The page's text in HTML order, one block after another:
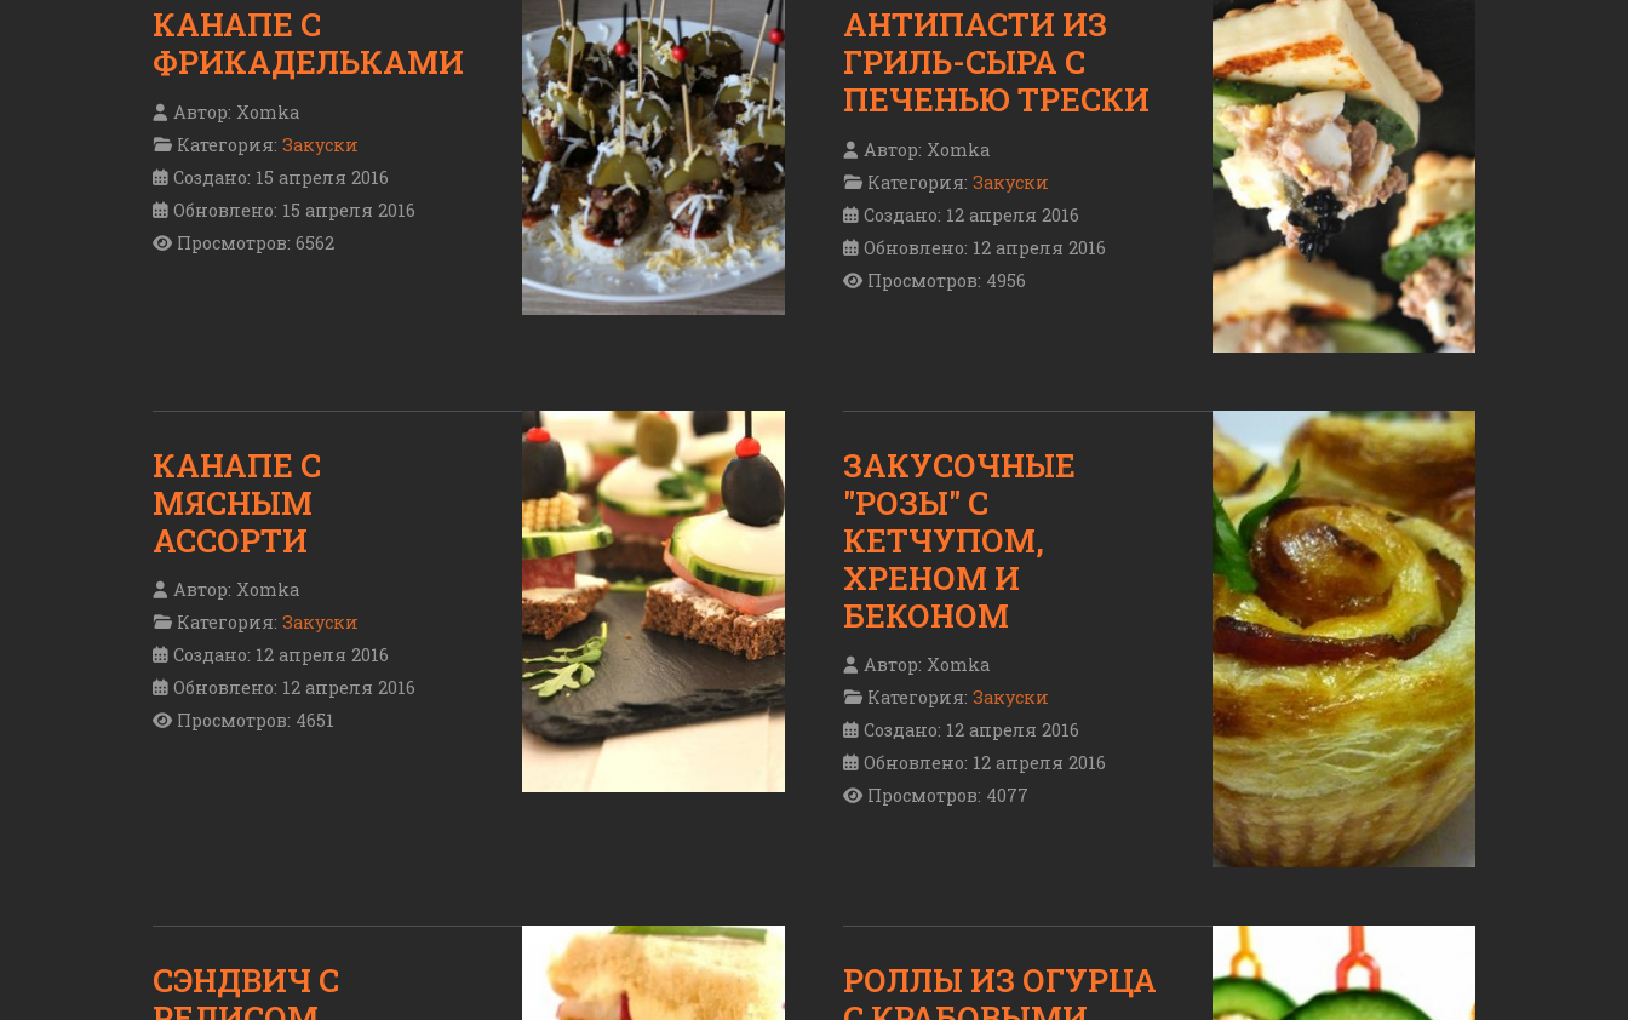
КАНАПЕ С
ФРИКАДЕЛЬКАМИ
Автор: Xomka
Категория: Закуски
Создано: 15 апреля 2016
Обновлено: 15 апреля 2016
Просмотров: 6562
АНТИПАСТИ ИЗ
ГРИЛЬ-СЫРА С
ПЕЧЕНЬЮ ТРЕСКИ
Автор: Xomka
Категория: Закуски
Создано: 12 апреля 2016
Обновлено: 12 апреля 2016
Просмотров: 4956
КАНАПЕ С
МЯСНЫМ
АССОРТИ
Автор: Xomka
Категория: Закуски
Создано: 12 апреля 2016
Обновлено: 12 апреля 2016
Просмотров: 4651
ЗАКУСОЧНЫЕ
"РОЗЫ" С
КЕТЧУПОМ,
ХРЕНОМ И
БЕКОНОМ
Автор: Xomka
Категория: Закуски
Создано: 12 апреля 2016
Обновлено: 12 апреля 2016
Просмотров: 4077
СЭНДВИЧ С
РОЛЛЫ ИЗ ОГУРЦА